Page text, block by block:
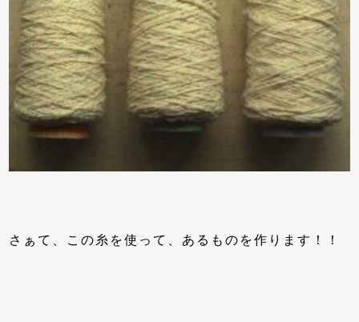
さぁて、この糸を使って、あるものを作ります！！